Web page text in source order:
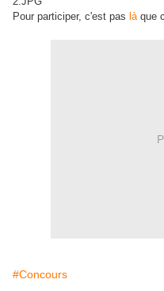
Pour participer, c'est pas làque
#Concours